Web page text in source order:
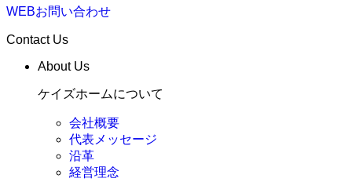
WEBお問い合わせ
Contact Us
About Us
ケイズホームについて
会社概要
代表メッセージ
沿革
経営理念